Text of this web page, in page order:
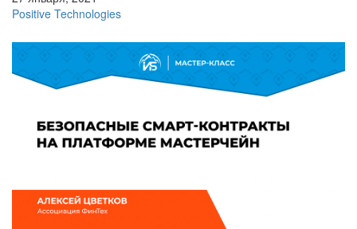
Positive Technologies